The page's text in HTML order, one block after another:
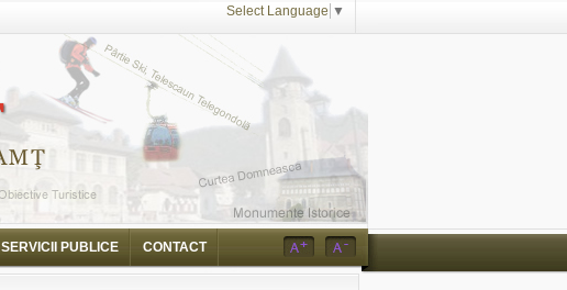
Select Language ▼
SERVICII PUBLICE CONTACT